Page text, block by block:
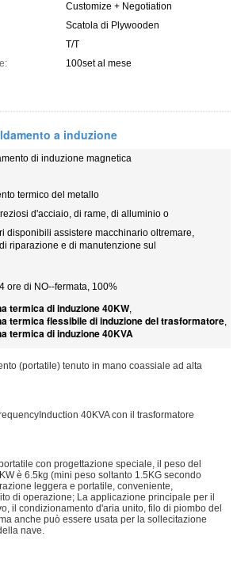
Customize + Negotiation
Scatola di Plywooden
T/T
100set al mese
a induzione
di induzione magnetica
termico del metallo
d'acciaio, di rame, di alluminio o
disponibili assistere macchinario oltremare,
riparazione e di manutenzione sul
ore di NO--fermata, 100%
termica di induzione 40KW,
termica flessibile di induzione del trasformatore,
termica di induzione 40KVA
(portatile) tenuto in mano coassiale ad alta
40KVA con il trasformatore
con progettazione speciale, il peso del
è 6.5kg (mini peso soltanto 1.5KG secondo
leggera e portatile, conveniente,
di operazione; La applicazione principale per il
il condizionamento d'aria unito, filo di piombo del
anche può essere usata per la sollecitazione
nave.